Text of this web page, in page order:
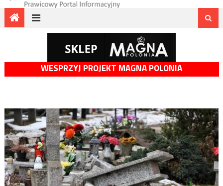
WESPRZYJ PROJEKT MAGNA POLONIA